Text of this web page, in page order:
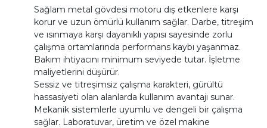
Sağlam metal gövdesi motoru dış etkenlere karşı
korur ve uzun ömürlü kullanım sağlar. Darbe, titreşim
ve ısınmaya karşı dayanıklı yapısı sayesinde zorlu
çalışma ortamlarında performans kaybı yaşanmaz.
Bakım ihtiyacını minimum seviyede tutar. İşletme
maliyetlerini düşürür.
Sessiz ve titreşimsiz çalışma karakteri, gürültü
hassasiyeti olan alanlarda kullanım avantajı sunar.
Mekanik sistemlerle uyumlu ve dengeli bir çalışma
sağlar. Laboratuvar, üretim ve özel makine